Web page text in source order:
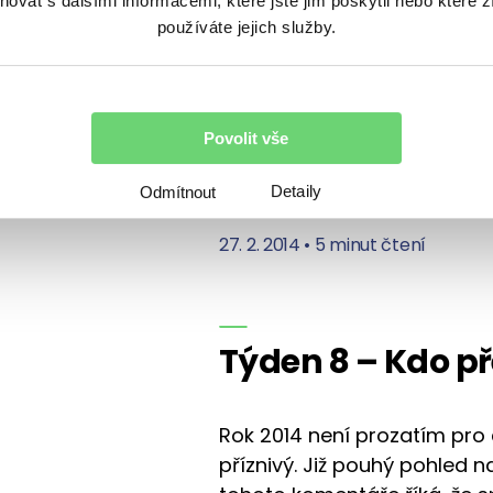
Detaily
používáte jejich služby.
Odmítnout
Povolit vše
Pohled na následující graf
obavy. Obr. 1: Vývoj indexu
McClellan Market Report)
hlavního amerického
Average…
27. 2. 2014 • 5 minut čtení
Týden 8 – Kdo
Rok 2014 není prozatím
příznivý. Již pouhý pohled